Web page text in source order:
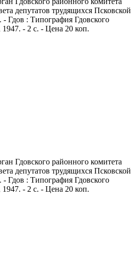
депутатов трудящихся Псковской
Гдов : Типография Гдовского
1947. - 2 с. - Цена 20 коп.
Гдовского районного комитета
депутатов трудящихся Псковской
Гдов : Типография Гдовского
1947. - 2 с. - Цена 20 коп.